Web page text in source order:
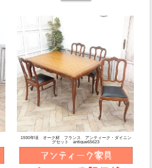
1930年頃 オーク材 フランス アンティーク・ダイニン
グセット antique65623